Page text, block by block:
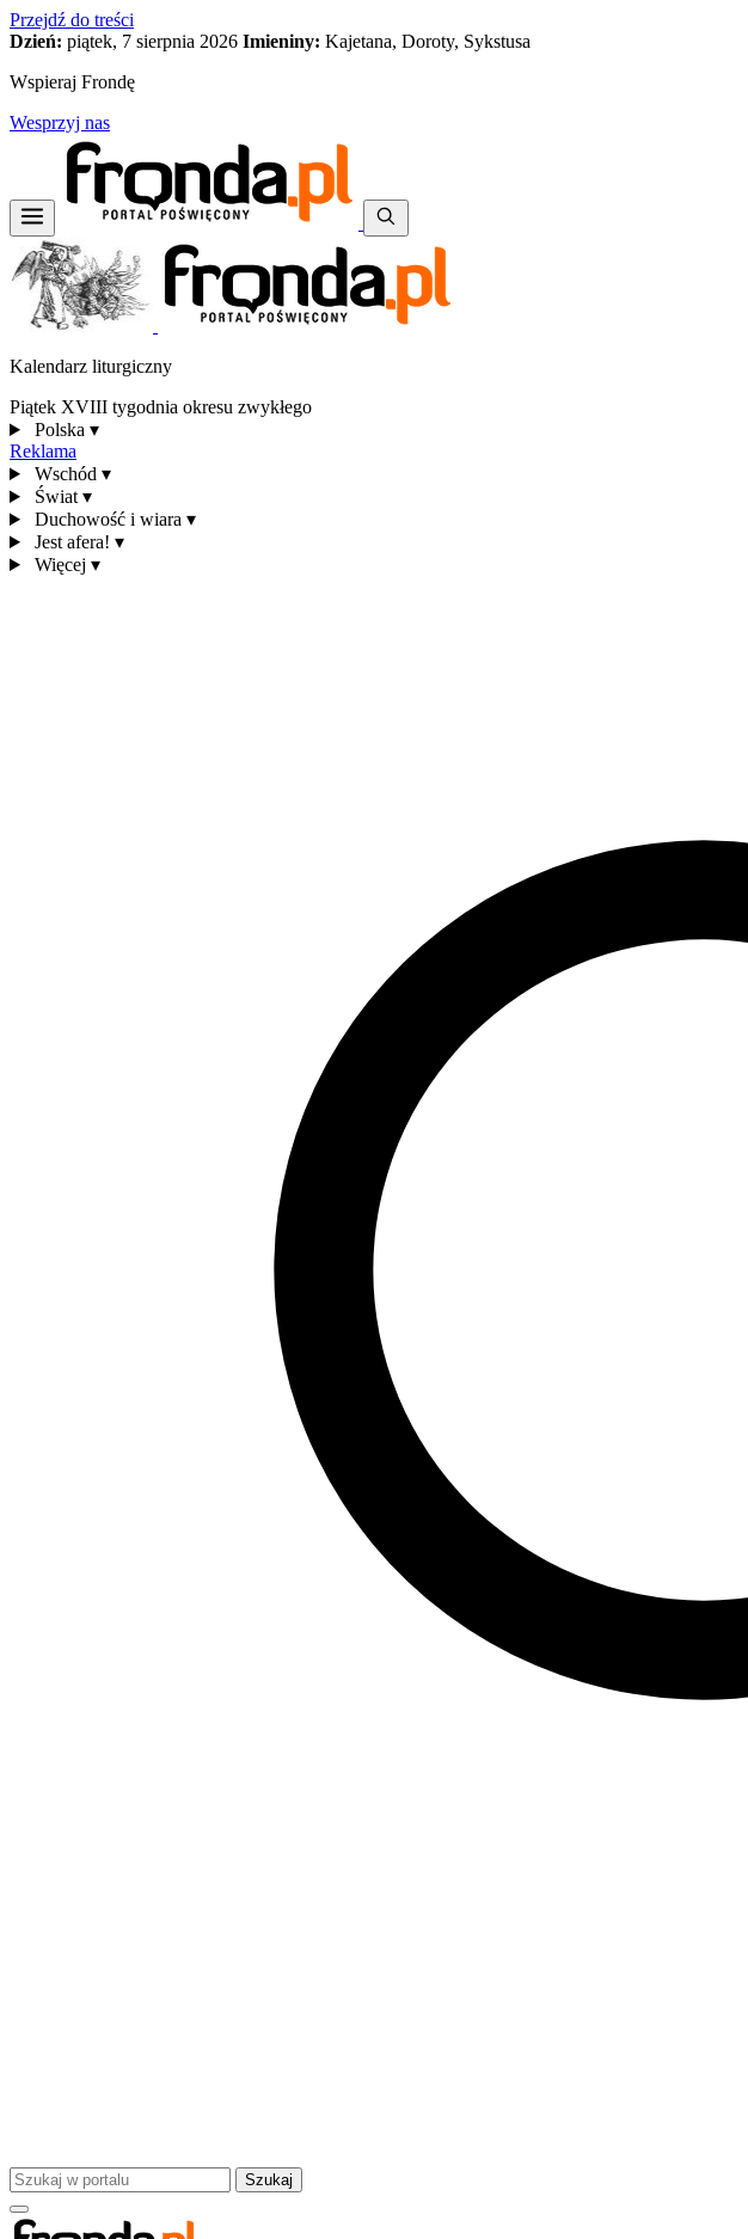
Przejdź do treści
Dzień: piątek, 7 sierpnia 2026 Imieniny: Kajetana, Doroty, Sykstusa
Wspieraj Frondę
Wesprzyj nas
Kalendarz liturgiczny
Piątek XVIII tygodnia okresu zwykłego
Polska ▾
Reklama
Wschód ▾
Świat ▾
Duchowość i wiara ▾
Jest afera! ▾
Więcej ▾
Szukaj